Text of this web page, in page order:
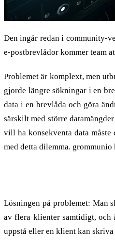
Den ingår redan i community-
e-postbrevlådor kommer team
Problemet är komplext, men
gjorde längre sökningar i en
data i en brevlåda och göra
särskilt med större
vill ha konsekventa data
med detta dilemma.
Lösningen på problemet: Man
av flera klienter samtidigt, och
uppstå eller en klient kan